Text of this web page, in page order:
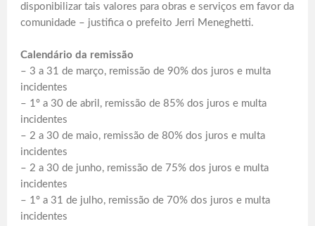
disponibilizar tais valores para obras e serviços em favor da
comunidade – justifica o prefeito Jerri Meneghetti.
Calendário da remissão
– 3 a 31 de março, remissão de 90% dos juros e multa
incidentes
– 1º a 30 de abril, remissão de 85% dos juros e multa
incidentes
– 2 a 30 de maio, remissão de 80% dos juros e multa
incidentes
– 2 a 30 de junho, remissão de 75% dos juros e multa
incidentes
– 1º a 31 de julho, remissão de 70% dos juros e multa
incidentes